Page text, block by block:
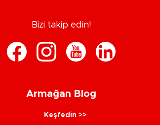
Bizi takip edin!
Armağan Blog
Keşfedin >>